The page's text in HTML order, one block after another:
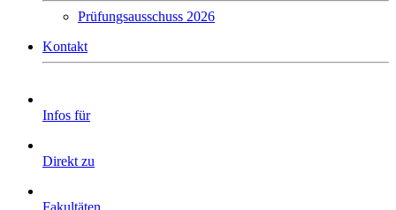
Prüfungsausschuss 2026
Kontakt
Infos für
Direkt zu
Fakultäten